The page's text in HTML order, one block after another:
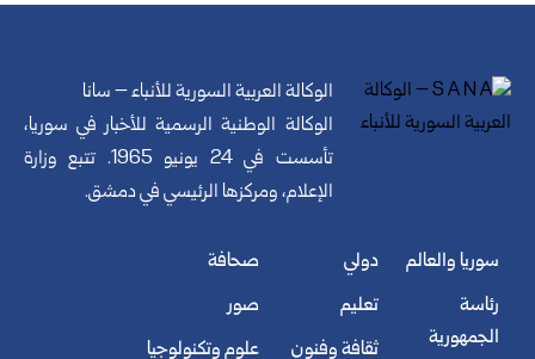
الوكالة العربية السورية للأنباء – سانا
الوكالة الوطنية الرسمية للأخبار في سوريا،
تأسست في 24 يونيو 1965. تتبع وزارة
الإعلام، ومركزها الرئيسي في دمشق.
سوريا والعالم
رئاسة
الجمهورية
دولي
تعليم
ثقافة وفنون
صحافة
صور
علوم وتكنولوجيا